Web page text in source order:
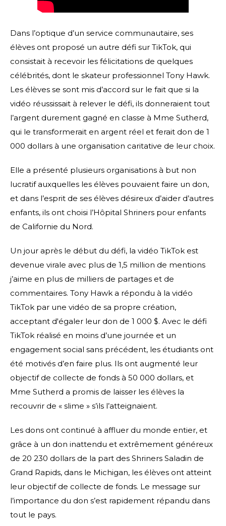
Dans l’optique d’un service communautaire, ses
élèves ont proposé un autre défi sur TikTok, qui
consistait à recevoir les félicitations de quelques
célébrités, dont le skateur professionnel Tony Hawk.
Les élèves se sont mis d’accord sur le fait que si la
vidéo réussissait à relever le défi, ils donneraient tout
l’argent durement gagné en classe à Mme Sutherd,
qui le transformerait en argent réel et ferait don de 1
000 dollars à une organisation caritative de leur choix.
Elle a présenté plusieurs organisations à but non
lucratif auxquelles les élèves pouvaient faire un don,
et dans l’esprit de ses élèves désireux d’aider d’autres
enfants, ils ont choisi l’Hôpital Shriners pour enfants
de Californie du Nord.
Un jour après le début du défi, la vidéo TikTok est
devenue virale avec plus de 1,5 million de mentions
j’aime en plus de milliers de partages et de
commentaires. Tony Hawk a répondu à la vidéo
TikTok par une vidéo de sa propre création,
acceptant d'égaler leur don de 1 000 $. Avec le défi
TikTok réalisé en moins d’une journée et un
engagement social sans précédent, les étudiants ont
été motivés d’en faire plus. Ils ont augmenté leur
objectif de collecte de fonds à 50 000 dollars, et
Mme Sutherd a promis de laisser les élèves la
recouvrir de « slime » s’ils l’atteignaient.
Les dons ont continué à affluer du monde entier, et
grâce à un don inattendu et extrêmement généreux
de 20 230 dollars de la part des Shriners Saladin de
Grand Rapids, dans le Michigan, les élèves ont atteint
leur objectif de collecte de fonds. Le message sur
l’importance du don s’est rapidement répandu dans
tout le pays.